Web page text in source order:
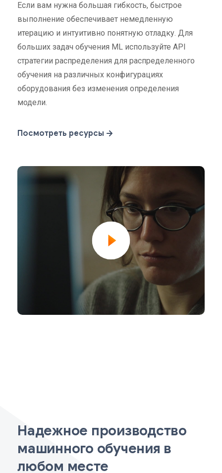
Если вам нужна большая гибкость, быстрое
выполнение обеспечивает немедленную
итерацию и интуитивно понятную отладку. Для
больших задач обучения ML используйте API
стратегии распределения для распределенного
обучения на различных конфигурациях
оборудования без изменения определения
модели.
Посмотреть ресурсы
Надежное производство
машинного обучения в
любом месте